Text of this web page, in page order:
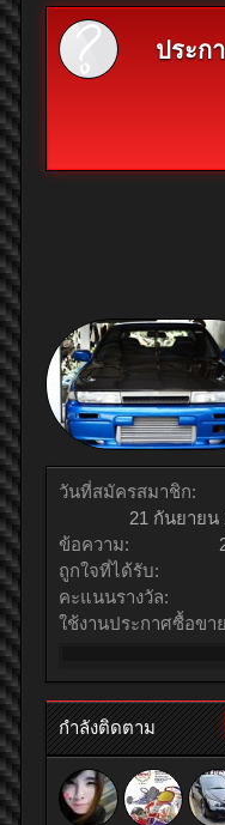
ประก
วันที่สมัครสมาชิก:
21 กันยายน
ข้อความ:
ถูกใจที่ได้รับ:
คะแนนรางวัล:
ใช้งานประกาศซื้อขา
กำลังติดตาม